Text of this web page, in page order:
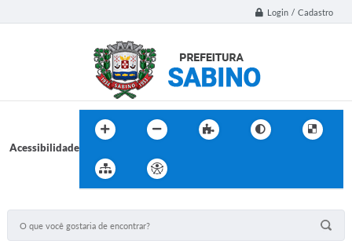
Login / Cadastro
Acessibilidade